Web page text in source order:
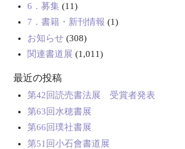
6．募集(11)
7．書籍・新刊情報 (1)
お知らせ(308)
関連書道展 (1,011)
最近の投稿
第42回読売書法展 受賞者発表
第63回水穂書展
第66回璞社書展
第51回小石會書道展